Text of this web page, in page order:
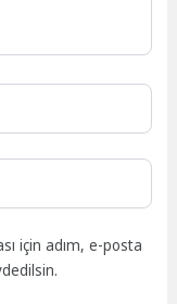
için adım, e-posta